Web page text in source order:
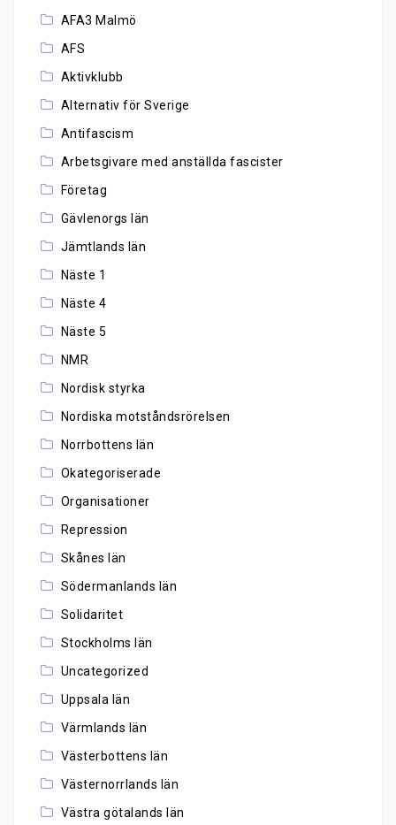
AFA3 Malmö
AFS
Aktivklubb
Alternativ för Sverige
Antifascism
Arbetsgivare med anställda fascister
Företag
Gävlenorgs län
Jämtlands län
Näste 1
Näste 4
Näste 5
NMR
Nordisk styrka
Nordiska motståndsrörelsen
Norrbottens län
Okategoriserade
Organisationer
Repression
Skånes län
Södermanlands län
Solidaritet
Stockholms län
Uncategorized
Uppsala län
Värmlands län
Västerbottens län
Västernorrlands län
Västra götalands län